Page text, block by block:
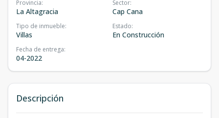
Provincia:
La Altagracia
Sector:
Cap Cana
Tipo de inmueble:
Villas
Estado:
En Construcción
Fecha de entrega:
04-2022
Descripción